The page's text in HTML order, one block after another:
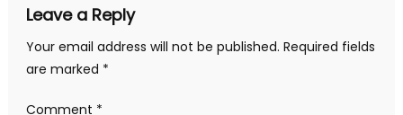
Leave a Reply
Your email address will not be published. Required fields
are marked *
Comment *